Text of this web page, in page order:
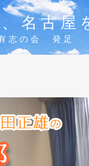
名古
志の会 発足